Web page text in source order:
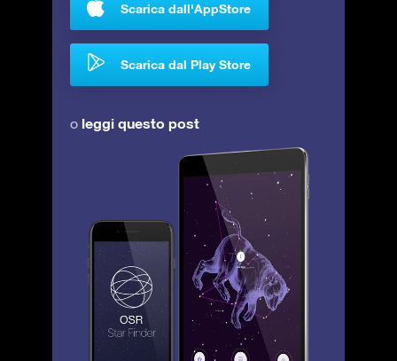
Scarica dall'AppStore
Scarica dal Play Store
o leggi questo post